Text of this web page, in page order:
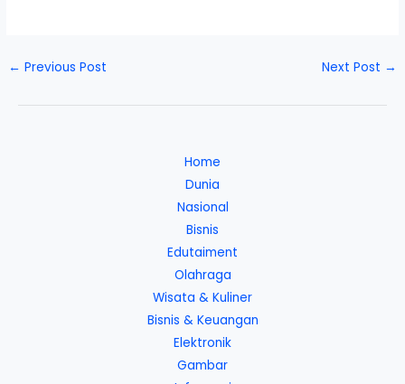
← Previous Post Next Post →
Home
Dunia
Nasional
Bisnis
Edutaiment
Olahraga
Wisata & Kuliner
Bisnis & Keuangan
Elektronik
Gambar